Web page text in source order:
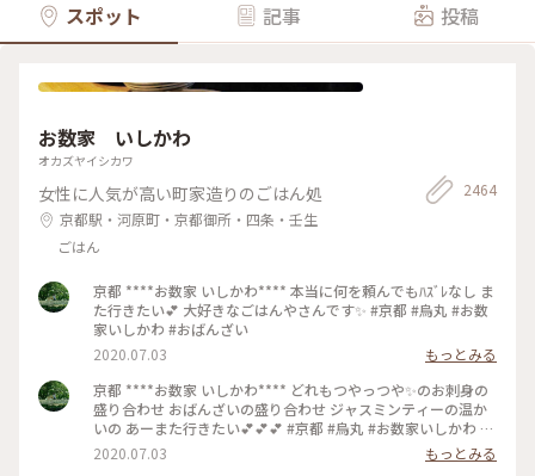
スポット 記事 投稿
お数家 いしかわ
オカズヤイシカワ
女性に人気が高い町家造りのごはん処
京都駅・河原町・京都御所・四条・壬生
ごはん
2464
京都 ****お数家 いしかわ**** 本当に何を頼んでもﾊｽﾞﾚなし ま
た行きたい💕 大好きなごはんやさんです✨ #京都 #烏丸 #お数
家いしかわ #おばんざい
2020.07.03
もっとみる
京都 ****お数家 いしかわ**** どれもつやっつや✨のお刺身の
盛り合わせ おばんざいの盛り合わせ ジャスミンティーの温か
いの あーまた行きたい💕💕💕 #京都 #烏丸 #お数家いしかわ #
おばんざい #お刺身 #刺盛り #おばんざい盛り合わせ
2020.07.03
もっとみる